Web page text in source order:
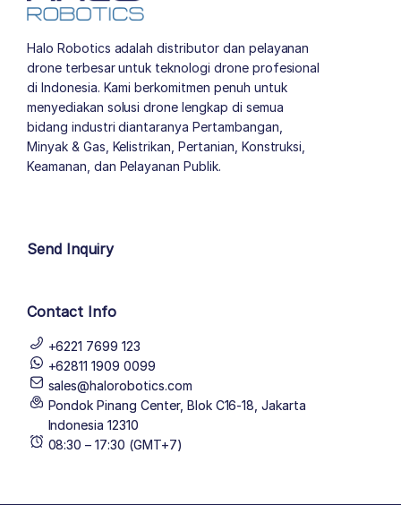
Halo Robotics adalah distributor dan pelayanan
drone terbesar untuk teknologi drone profesional
di Indonesia. Kami berkomitmen penuh untuk
menyediakan solusi drone lengkap di semua
bidang industri diantaranya Pertambangan,
Minyak & Gas, Kelistrikan, Pertanian, Konstruksi,
Keamanan, dan Pelayanan Publik.
Send Inquiry
Contact Info
+6221 7699 123
+62811 1909 0099
sales@halorobotics.com
Pondok Pinang Center, Blok C16-18, Jakarta
Indonesia 12310
08:30 – 17:30 (GMT+7)